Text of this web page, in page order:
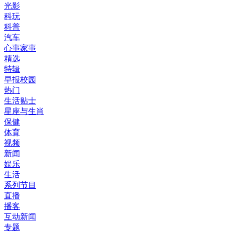
光影
科玩
科普
汽车
心事家事
精选
特辑
早报校园
热门
生活贴士
星座与生肖
保健
体育
视频
新闻
娱乐
生活
系列节目
直播
播客
互动新闻
专题